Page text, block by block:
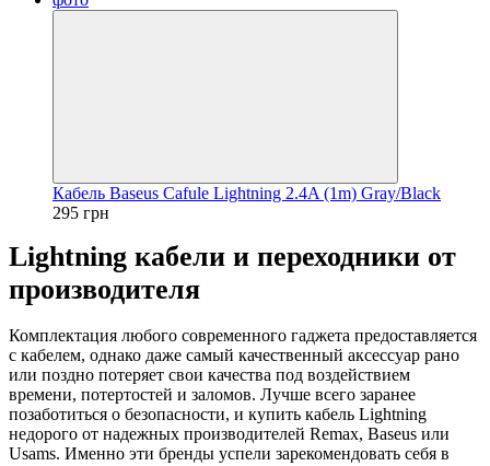
Кабель Baseus Cafule Lightning 2.4A (1m) Gray/Black
295 грн
Lightning кабели и переходники от
производителя
Комплектация любого современного гаджета предоставляется
с кабелем, однако даже самый качественный аксессуар рано
или поздно потеряет свои качества под воздействием
времени, потертостей и заломов. Лучше всего заранее
позаботиться о безопасности, и купить кабель Lightning
недорого от надежных производителей Remax, Baseus или
Usams. Именно эти бренды успели зарекомендовать себя в